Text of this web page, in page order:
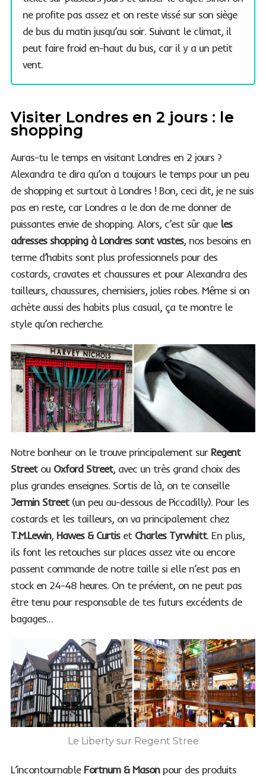
ne profite pas assez et on reste vissé sur son siège
de bus du matin jusqu’au soir. Suivant le climat, il
peut faire froid en-haut du bus, car il y a un petit
vent.
Visiter Londres en 2 jours : le
shopping
Auras-tu le temps en visitant Londres en 2 jours ?
Alexandra te dira qu’on a toujours le temps pour un peu
de shopping et surtout à Londres ! Bon, ceci dit, je ne suis
pas en reste, car Londres a le don de me donner de
puissantes envie de shopping. Alors, c’est sûr que les
adresses shopping à Londres sont vastes, nos besoins en
terme d’habits sont plus professionnels pour des
costards, cravates et chaussures et pour Alexandra des
tailleurs, chaussures, chemisiers, jolies robes. Même si on
achète aussi des habits plus casual, ça te montre le
style qu’on recherche.
Notre bonheur on le trouve principalement sur Regent
Streetou Oxford Street, avec un très grand choix des
plus grandes enseignes. Sortis de là, on te conseille
Jermin Street(un peu au-dessous de Piccadilly). Pour les
costards et les tailleurs, on va principalement chez
T.M.Lewin, Hawes & Curtiset Charles Tyrwhitt. En plus,
ils font les retouches sur places assez vite ou encore
passent commande de notre taille si elle n’est pas en
stock en 24-48 heures. On te prévient, on ne peut pas
être tenu pour responsable de tes futurs excédents de
bagages…
Le Liberty sur Regent Stree
L’incontournable Fortnum & Masonpour des produits